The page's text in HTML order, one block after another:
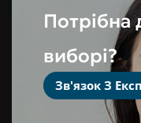
Потрібна
виборі?
Зв'язок З